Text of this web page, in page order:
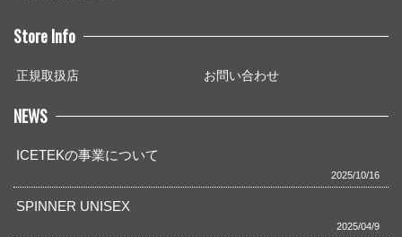
Store Info
正規取扱店 お問い合わせ
NEWS
ICETEKの事業について
2025/10/16
SPINNER UNISEX
2025/04/9